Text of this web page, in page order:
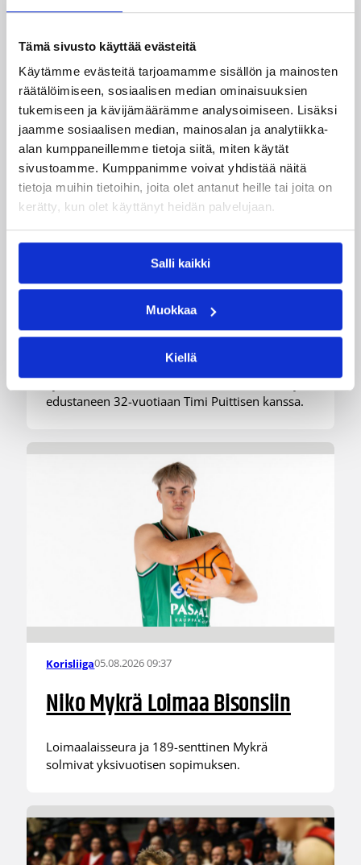
Tämä sivusto käyttää evästeitä
Käytämme evästeitä tarjoamamme sisällön ja mainosten
räätälöimiseen, sosiaalisen median ominaisuuksien
tukemiseen ja kävijämäärämme analysoimiseen. Lisäksi
jaamme sosiaalisen median, mainosalan ja analytiikka-
alan kumppaneillemme tietoja siitä, miten käytät
sivustoamme. Kumppanimme voivat yhdistää näitä
tietoja muihin tietoihin, joita olet antanut heille tai joita on
kerätty, kun olet käyttänyt heidän palvelujaan.
Salli kaikki
Muokkaa
Kiellä
Korisliiga 05.08.2026 11:34
Seagulls hankki taitoa ja
kokemusta kokoonpanoonsa
kahden pelaajan edestä
Helsinki Seagullsin kokoonpano vahvistuu
kahdella tuoreella kasvolla. Joukkue on tehnyt
tulevan kauden mittaiset sopimukset viime
edustaneen 26-vuotiaan yhdysvaltalaislaituri
Tyrese Williamsin sekä viime kaudella Kouvoja
edustaneen 32-vuotiaan Timi Puittisen kanssa.
Korisliiga05.08.2026 09:37
Niko Mykrä Loimaa Bisonsiin
Loimaalaisseura ja 189-senttinen Mykrä
solmivat yksivuotisen sopimuksen.